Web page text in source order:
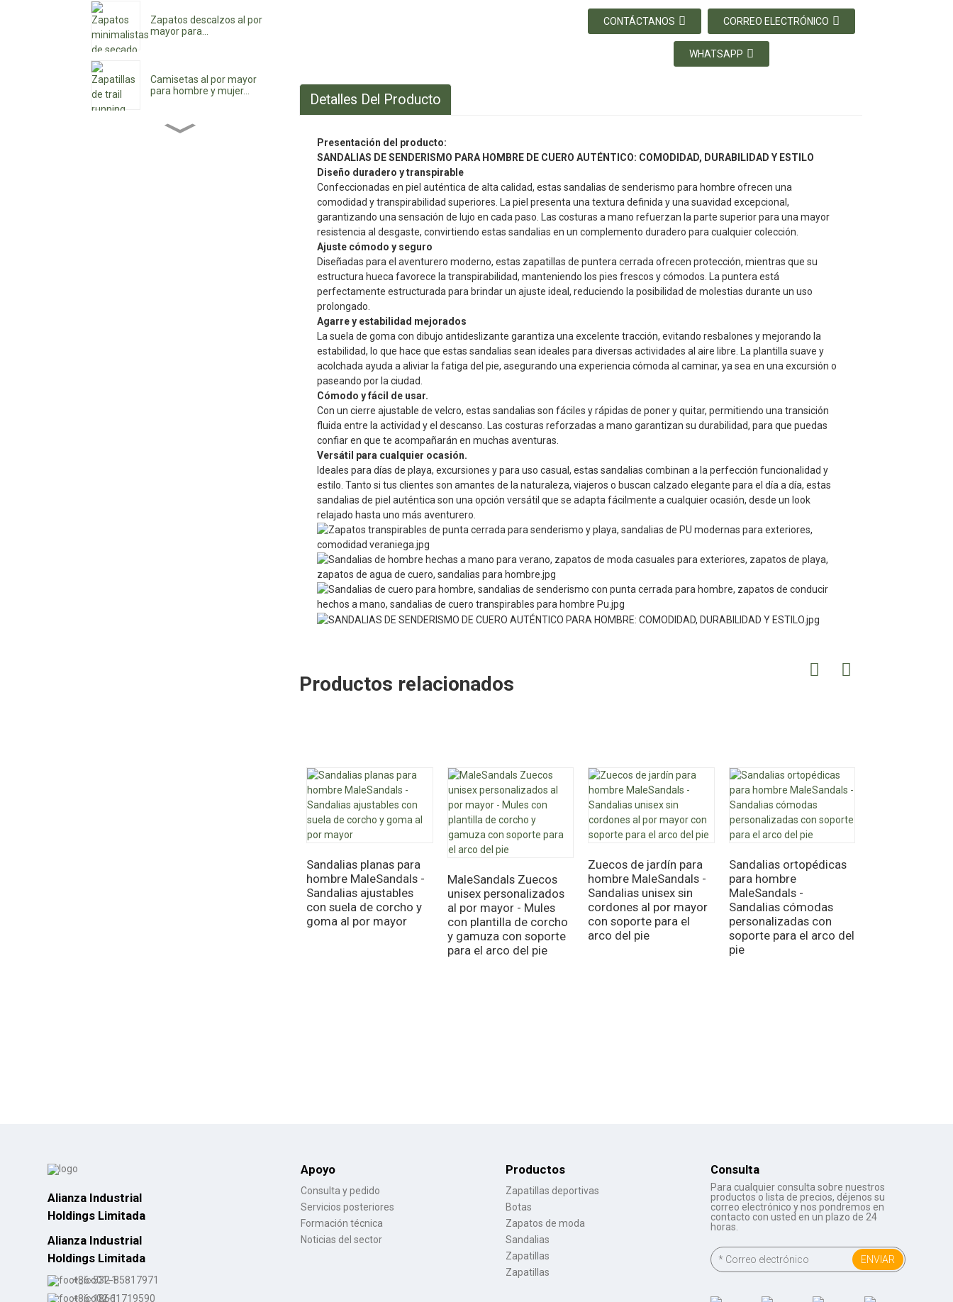
Zapatos descalzos al por
mayor para...
Camisetas al por mayor
para hombre y mujer...
CONTÁCTANOS CORREO ELECTRÓNICO
WHATSAPP
Detalles Del Producto
Presentación del producto:
SANDALIAS DE SENDERISMO PARA HOMBRE DE CUERO AUTÉNTICO: COMODIDAD, DURABILIDAD Y ESTILO
Diseño duradero y transpirable
Confeccionadas en piel auténtica de alta calidad, estas sandalias de senderismo para hombre ofrecen una
comodidad y transpirabilidad superiores. La piel presenta una textura definida y una suavidad excepcional,
garantizando una sensación de lujo en cada paso. Las costuras a mano refuerzan la parte superior para una mayor
resistencia al desgaste, convirtiendo estas sandalias en un complemento duradero para cualquier colección.
Ajuste cómodo y seguro
Diseñadas para el aventurero moderno, estas zapatillas de puntera cerrada ofrecen protección, mientras que su
estructura hueca favorece la transpirabilidad, manteniendo los pies frescos y cómodos. La puntera está
perfectamente estructurada para brindar un ajuste ideal, reduciendo la posibilidad de molestias durante un uso
prolongado.
Agarre y estabilidad mejorados
La suela de goma con dibujo antideslizante garantiza una excelente tracción, evitando resbalones y mejorando la
estabilidad, lo que hace que estas sandalias sean ideales para diversas actividades al aire libre. La plantilla suave y
acolchada ayuda a aliviar la fatiga del pie, asegurando una experiencia cómoda al caminar, ya sea en una excursión o
paseando por la ciudad.
Cómodo y fácil de usar.
Con un cierre ajustable de velcro, estas sandalias son fáciles y rápidas de poner y quitar, permitiendo una transición
fluida entre la actividad y el descanso. Las costuras reforzadas a mano garantizan su durabilidad, para que puedas
confiar en que te acompañarán en muchas aventuras.
Versátil para cualquier ocasión.
Ideales para días de playa, excursiones y para uso casual, estas sandalias combinan a la perfección funcionalidad y
estilo. Tanto si tus clientes son amantes de la naturaleza, viajeros o buscan calzado elegante para el día a día, estas
sandalias de piel auténtica son una opción versátil que se adapta fácilmente a cualquier ocasión, desde un look
relajado hasta uno más aventurero.
Productos relacionados
Sandalias planas para
hombre MaleSandals -
Sandalias ajustables
con suela de corcho y
goma al por mayor
MaleSandals Zuecos
unisex personalizados
al por mayor - Mules
con plantilla de corcho
y gamuza con soporte
para el arco del pie
Zuecos de jardín para
hombre MaleSandals -
Sandalias unisex sin
cordones al por mayor
con soporte para el
arco del pie
Sandalias ortopédicas
para hombre
MaleSandals -
Sandalias cómodas
personalizadas con
soporte para el arco del
pie
Alianza Industrial
Holdings Limitada
Alianza Industrial
Holdings Limitada
+86-532-85817971
+86-18661719590
Apoyo
Consulta y pedido
Servicios posteriores
Formación técnica
Noticias del sector
Productos
Zapatillas deportivas
Botas
Zapatos de moda
Sandalias
Zapatillas
Zapatillas
Consulta
Para cualquier consulta sobre nuestros
productos o lista de precios, déjenos su
correo electrónico y nos pondremos en
contacto con usted en un plazo de 24
horas.
ENVIAR